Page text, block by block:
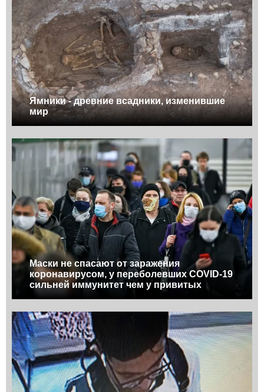
Ямники - древние всадники, изменившие
мир
Маски не спасают от заражения
коронавирусом, у переболевших COVID-19
сильней иммунитет чем у привитых